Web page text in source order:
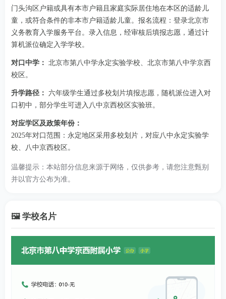
门头沟区户籍或具有本市户籍且家庭实际居住地在本区的适龄儿
童，或符合条件的非本市户籍适龄儿童。报名流程：登录北京市
义务教育入学服务平台。录入信息，经审核后填报志愿，通过计
算机派位确定入学学校。
对口中学： 北京市第八中学永定实验学校、北京市第八中学京西
校区。
升学路径： 六年级学生通过多校划片填报志愿，随机派位进入对
口初中，部分学生可进入八中京西校区实验班。
对应学区及政策年份：
2025年对口范围：永定地区采用多校划片，对应八中永定实验学
校、八中京西校区。
温馨提示：本站部分信息来源于网络，仅供参考，请您注意甄别
并以官方公布为准。
🖼️ 学校名片